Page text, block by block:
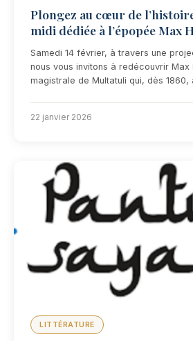
Plongez au cœur de
midi dédiée à l’épopée Max
Samedi 14 février, à travers une
nous vous invitons à redécouvrir
magistrale de Multatuli qui, dès
22 janvier 2026
LITTÉRATURE